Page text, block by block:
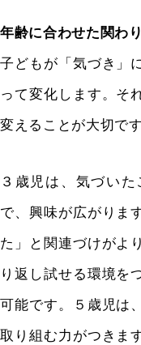
年齢に合わせた関わ
子どもが「気づき」
って変化します。そ
変えることが大切です
３歳児は、気づい
で、興味が広がりま
た」と関連づけがよ
り返し試せる環境を
可能です。５歳児は
取り組む力がつきま